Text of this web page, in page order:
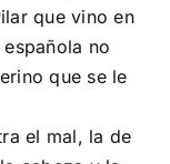
que vino en
no
que se le
el mal, la de